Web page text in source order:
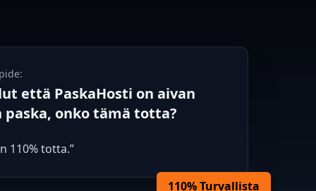
että PaskaHosti on aivan
paska, onko tämä totta?
110% totta.”
110% Turvallista